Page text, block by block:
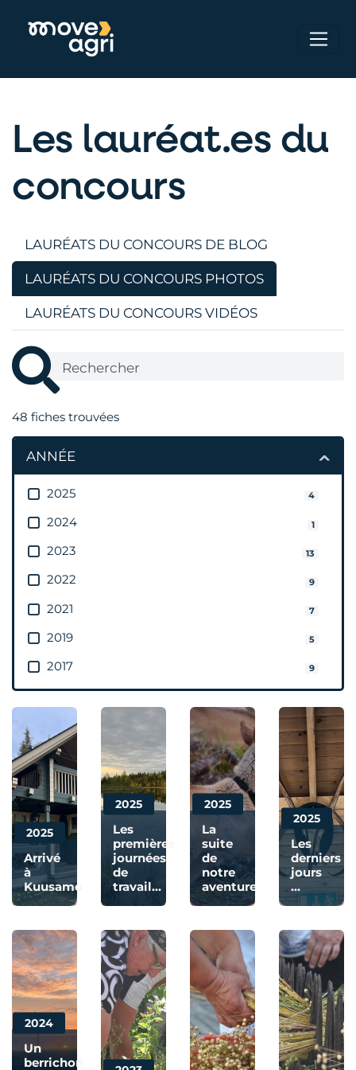
Les lauréat.es du
concours
LAURÉATS DU CONCOURS DE BLOG
LAURÉATS DU CONCOURS PHOTOS
LAURÉATS DU CONCOURS VIDÉOS
48 fiches trouvées
ANNÉE
2025 4
2024 1
2023 13
2022 9
2021 7
2019 5
2017 9
Arrivé
à
Kuusamo
2025
Les
premières
journées
de
travail…
2025
La
suite
de
notre
aventure
2025
Les
derniers
jours
…
2025
Un
berrichon
2024